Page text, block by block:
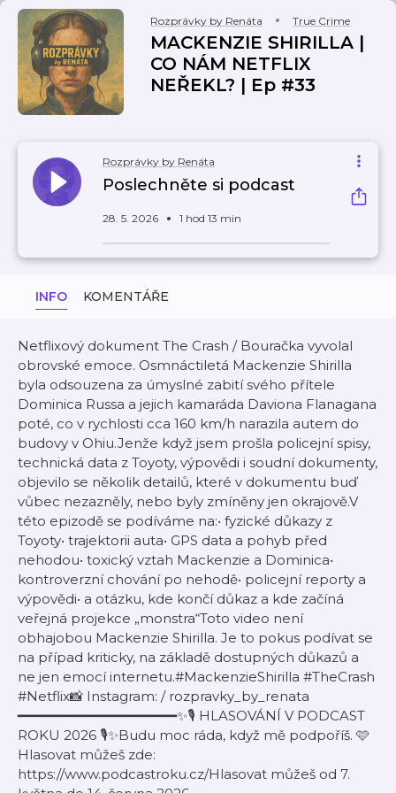
Rozprávky by Renáta True Crime
MACKENZIE SHIRILLA |
CO NÁM NETFLIX
NEŘEKL? | Ep #33
Rozprávky by Renáta
Poslechněte si podcast
28. 5. 2026 1 hod 13 min
INFO KOMENTÁŘE
Netflixový dokument The Crash / Bouračka vyvolal
obrovské emoce. Osmnáctiletá Mackenzie Shirilla
byla odsouzena za úmyslné zabití svého přítele
Dominica Russa a jejich kamaráda Daviona Flanagana
poté, co v rychlosti cca 160 km/h narazila autem do
budovy v Ohiu.Jenže když jsem prošla policejní spisy,
technická data z Toyoty, výpovědi i soudní dokumenty,
objevilo se několik detailů, které v dokumentu buď
vůbec nezazněly, nebo byly zmíněny jen okrajově.V
této epizodě se podíváme na:• fyzické důkazy z
Toyoty• trajektorii auta• GPS data a pohyb před
nehodou• toxický vztah Mackenzie a Dominica•
kontroverzní chování po nehodě• policejní reporty a
výpovědi• a otázku, kde končí důkaz a kde začíná
veřejná projekce „monstra“Toto video není
obhajobou Mackenzie Shirilla. Je to pokus podívat se
na případ kriticky, na základě dostupných důkazů a
ne jen emocí internetu.#MackenzieShirilla #TheCrash
#Netflix📸 Instagram: / rozpravky_by_renata
━━━━━━━━━━━━━━━━━━━━✨🎙️ HLASOVÁNÍ V PODCAST
ROKU 2026 🎙️✨Budu moc ráda, když mě podpoříš. 🩷
Hlasovat můžeš zde:
https://www.podcastroku.cz/Hlasovat můžeš od 7.